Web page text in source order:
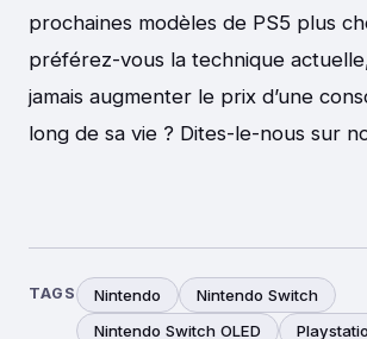
prochaines modèles de PS5 plus
préférez-vous la technique
jamais augmenter le prix d’une
long de sa vie ? Dites-le-nous sur
TAGS Nintendo
Nintendo Switch
Nintendo Switch OLED